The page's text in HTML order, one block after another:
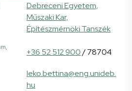
Debreceni Egyetem,
Műszaki Kar,
Építészmérnöki Tanszék
+36 52 512 900/ 78704
leko.bettina@eng.unideb.
hu